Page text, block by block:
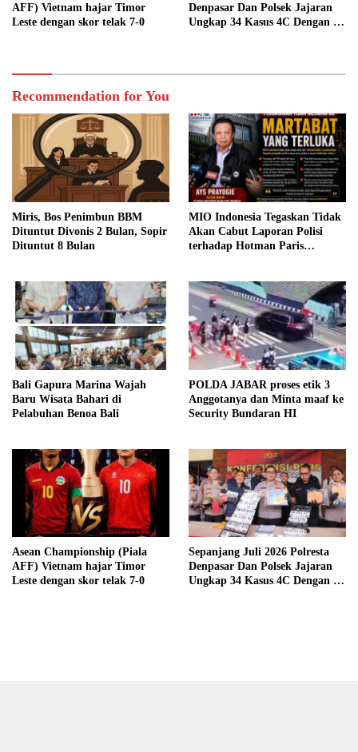
AFF) Vietnam hajar Timor
Leste dengan skor telak 7-0
Denpasar Dan Polsek Jajaran
Ungkap 34 Kasus 4C Dengan 42
Recommendation for You
Miris, Bos Penimbun BBM
Dituntut Divonis 2 Bulan, Sopir
Dituntut 8 Bulan
MIO Indonesia Tegaskan Tidak
Akan Cabut Laporan Polisi
terhadap Hotman Paris
Bali Gapura Marina Wajah
Baru Wisata Bahari di
Pelabuhan Benoa Bali
POLDA JABAR proses etik 3
Anggotanya dan Minta maaf ke
Security Bundaran HI
Asean Championship (Piala
AFF) Vietnam hajar Timor
Leste dengan skor telak 7-0
Sepanjang Juli 2026 Polresta
Denpasar Dan Polsek Jajaran
Ungkap 34 Kasus 4C Dengan 42